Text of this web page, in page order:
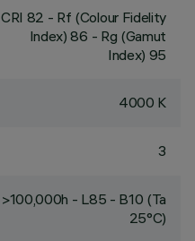
CRI 82 - Rf (Colour Fidelity
Index) 86 - Rg (Gamut
Index) 95
4000 K
3
>100,000h - L85 - B10 (Ta
25°C)